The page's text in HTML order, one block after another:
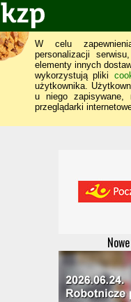
W celu
personalizacji
elementy innych
wykorzystują pliki
użytkownika.
u niego zapisywane,
przeglądarki